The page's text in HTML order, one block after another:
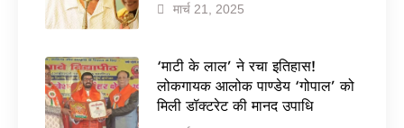
मार्च 21, 2025
‘माटी के लाल’ ने रचा इतिहास!
लोकगायक आलोक पाण्डेय ‘गोपाल’ को
मिली डॉक्टरेट की मानद उपाधि